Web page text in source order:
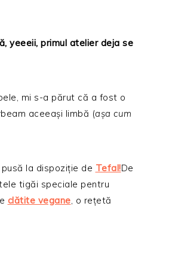
yeeeii, primul atelier deja se
mi s-a părut că a fost o
aceeași limbă (așa cum
la dispoziție de Tefal!De
tigăi speciale pentru
clătite vegane, o rețetă